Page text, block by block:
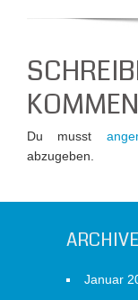
Du musst
abzugeben.
Januar